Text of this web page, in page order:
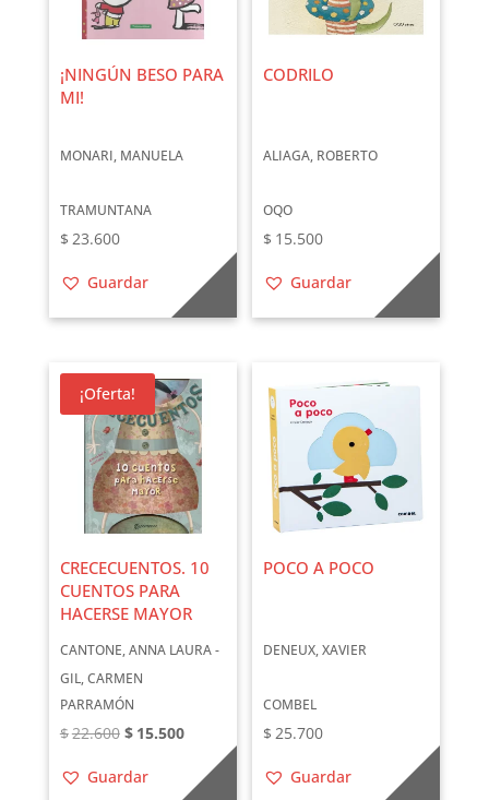
¡NINGÚN BESO PARA
MI!
MONARI, MANUELA
TRAMUNTANA
$ 23.600
Guardar
CODRILO
ALIAGA, ROBERTO
OQO
$ 15.500
Guardar
¡Oferta!
CRECECUENTOS. 10
CUENTOS PARA
HACERSE MAYOR
CANTONE, ANNA LAURA -
GIL, CARMEN
PARRAMÓN
$22.600 El
original
$ 15.500El
precio
actual
Guardar
POCO A POCO
DENEUX, XAVIER
COMBEL
$ 25.700
Guardar